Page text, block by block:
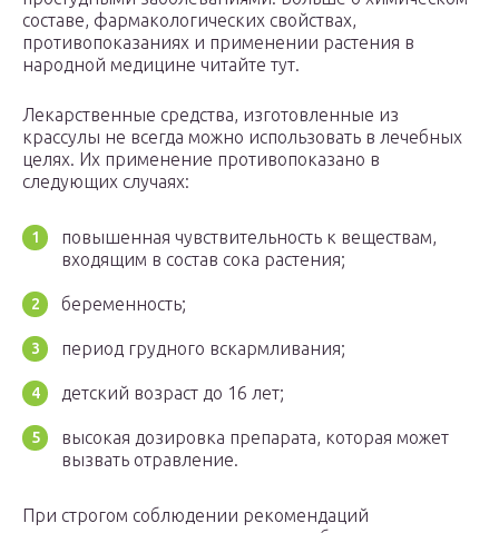
составе, фармакологических свойствах,
противопоказаниях и применении растения в
народной медицине читайте тут.
Лекарственные средства, изготовленные из
крассулы не всегда можно использовать в лечебных
целях. Их применение противопоказано в
следующих случаях:
повышенная чувствительность к веществам,
входящим в состав сока растения;
беременность;
период грудного вскармливания;
детский возраст до 16 лет;
высокая дозировка препарата, которая может
вызвать отравление.
При строгом соблюдении рекомендаций